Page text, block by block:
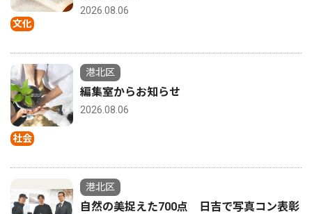
文化
2026.08.06
社会
港北区
編集室からお知らせ
2026.08.06
港北区
自然の美捉えた700点 日吉で写真コン表彰